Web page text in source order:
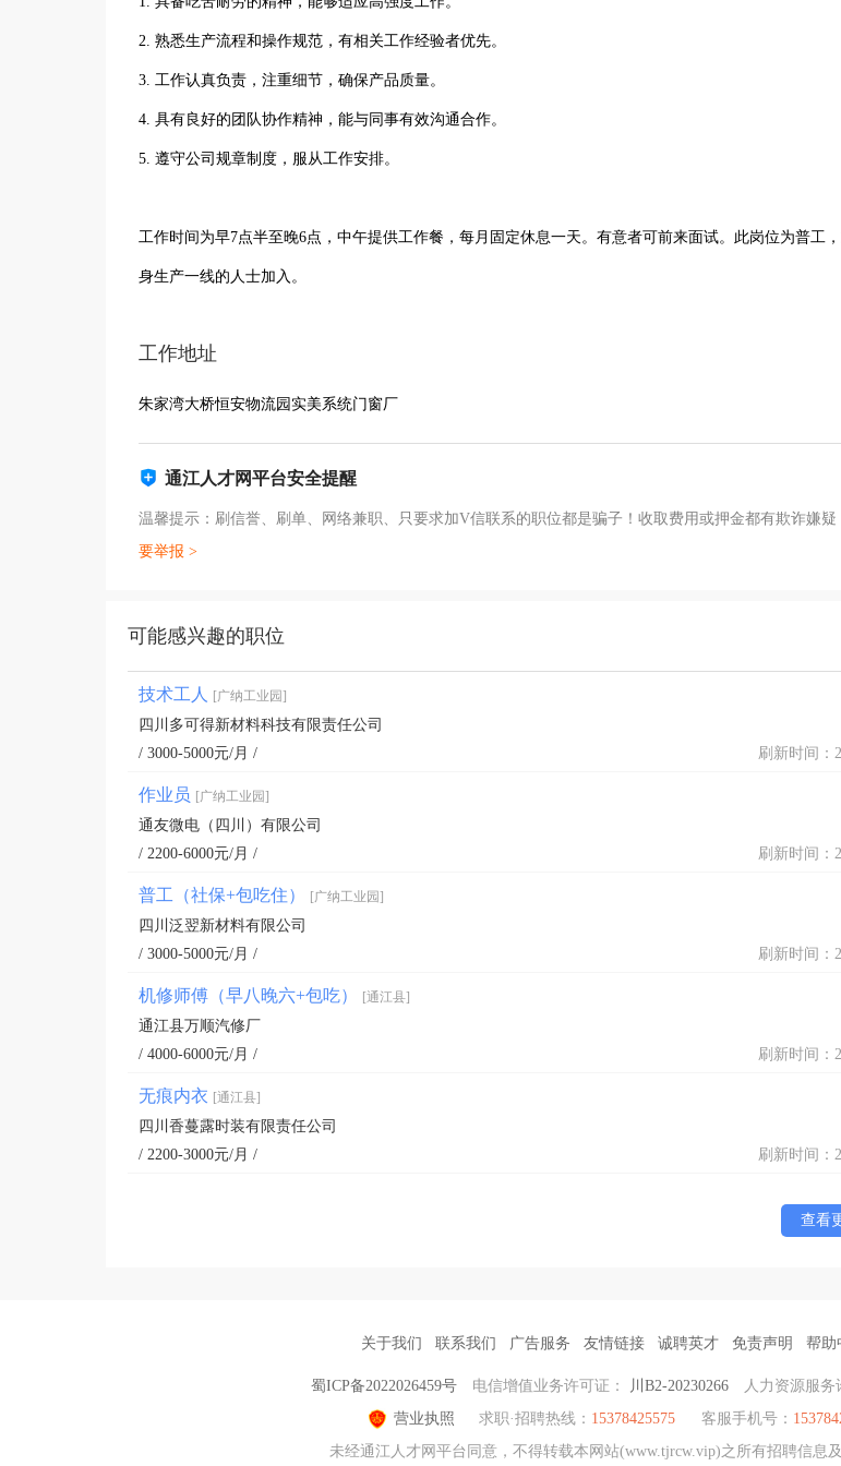
2. 熟悉生产流程和操作规范，有相关工作经验者优先。
3. 工作认真负责，注重细节，确保产品质量。
4. 具有良好的团队协作精神，能与同事有效沟通合作。
5. 遵守公司规章制度，服从工作安排。
工作时间为早7点半至晚6点，中午提供工作餐，每月固定休息一天。有意者可前来面试。此岗位为普工
身生产一线的人士加入。
工作地址
朱家湾大桥恒安物流园实美系统门窗厂
通江人才网平台安全提醒
温馨提示：刷信誉、刷单、网络兼职、只要求加V信联系的职位都是骗子！收取费用或押金都有欺诈嫌疑
要举报 >
可能感兴趣的职位
技术工人 [广纳工业园]
四川多可得新材料科技有限责任公司
/ 3000-5000元/月 /
刷新时间：
作业员 [广纳工业园]
通友微电（四川）有限公司
/ 2200-6000元/月 /
刷新时间：
普工（社保+包吃住） [广纳工业园]
四川泛翌新材料有限公司
/ 3000-5000元/月 /
刷新时间：
机修师傅（早八晚六+包吃） [通江县]
通江县万顺汽修厂
/ 4000-6000元/月 /
刷新时间：
无痕内衣 [通江县]
四川香蔓露时装有限责任公司
/ 2200-3000元/月 /
刷新时间：
查看
关于我们 联系我们 广告服务 友情链接 诚聘英才 免责声明 帮助
蜀ICP备2022026459号 电信增值业务许可证： 川B2-20230266 人力资源服务
营业执照
求职·招聘热线： 15378425575 客服手机号：
未经通江人才网平台同意，不得转载本网站(www.tjrcw.vip)之所有招聘信息